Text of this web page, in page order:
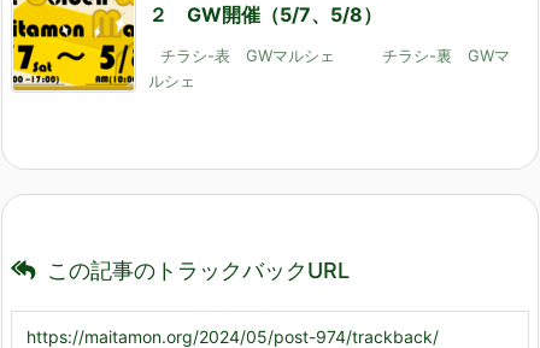
２ GW開催（5/7、5/8）
チラシ-表 GWマルシェ チラシ-裏 GWマ
ルシェ
この記事のトラックバックURL